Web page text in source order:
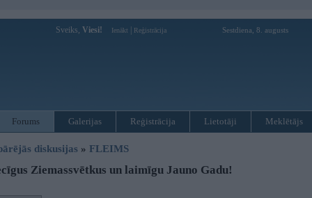
Sveiks, Viesi! Ienākt Reģistrācija Sestdiena, 8. augusts
Forums Galerijas Reģistrācija Lietotāji Meklētājs
diskusijas » FLEIMS
Ziemassvētkus un laimīgu Jauno Gadu!